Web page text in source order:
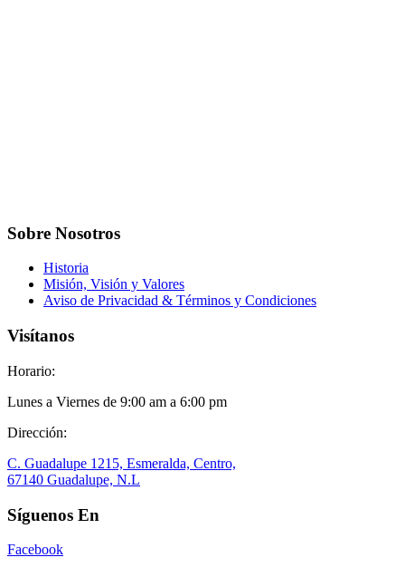
Sobre Nosotros
Historia
Misión, Visión y Valores
Aviso de Privacidad & Términos y Condiciones
Visítanos
Horario:
Lunes a Viernes de 9:00 am a 6:00 pm
Dirección:
C. Guadalupe 1215, Esmeralda, Centro,
67140 Guadalupe, N.L
Síguenos En
Facebook